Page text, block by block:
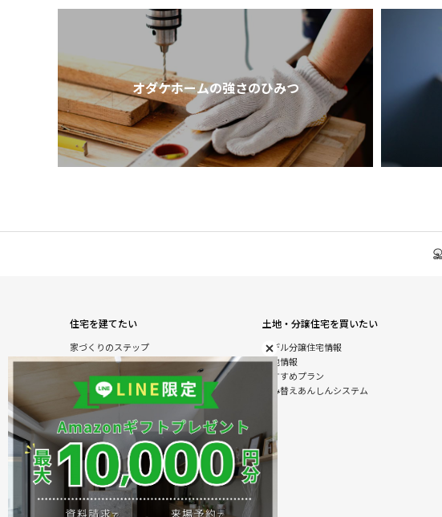
オダケホームの強さのひみつ
住宅を建てたい
家づくりのステップ
自由設計注文住宅
木の特性を活かした北陸の家づくり
住宅の性能
オダケホームの強さのひみつ
安心のアフターサービス
建て替えあんしんシステム
商品情報
施工実例
モデル分譲住宅情報
住まいのおまかせ＆ラクラクサービス
土地・分譲住宅を買いたい
モデル分譲住宅情報
土地情報
おすすめプラン
住み替えあんしんシステム